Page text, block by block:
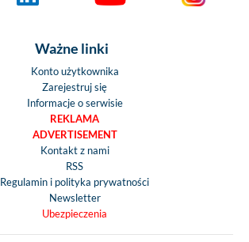
Ważne linki
Konto użytkownika
Zarejestruj się
Informacje o serwisie
REKLAMA
ADVERTISEMENT
Kontakt z nami
RSS
Regulamin i polityka prywatności
Newsletter
Ubezpieczenia